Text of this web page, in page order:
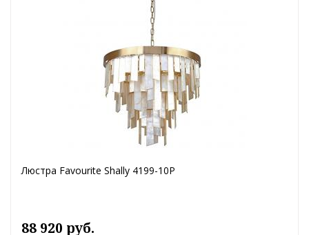
Люстра Favourite Shally 4199-10P
88 920 руб.